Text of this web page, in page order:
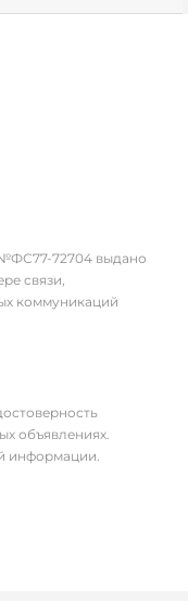
72704 выдано
связи,
коммуникаций
объявлениях.
информации.